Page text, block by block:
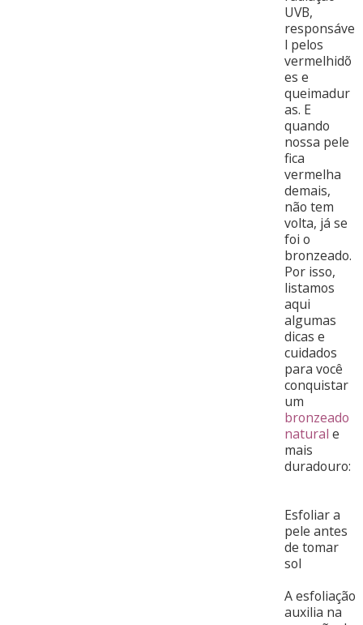
UVB,
responsáve
l pelos
vermelhidõ
es e
queimadur
as. E
quando
nossa pele
fica
vermelha
demais,
não tem
volta, já se
foi o
bronzeado.
Por isso,
listamos
aqui
algumas
dicas e
cuidados
para você
conquistar
um
bronzeado
natural e
mais
duradouro:
Esfoliar a
pele antes
de tomar
sol
A esfoliação
auxilia na